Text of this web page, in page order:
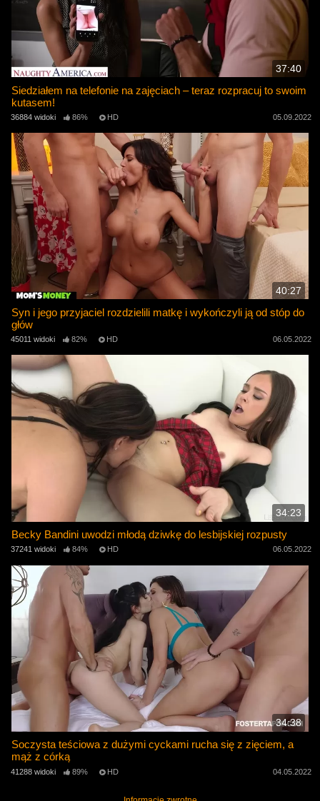
37:40
Siedziałem na telefonie na zajęciach – teraz rozpracuj to swoim
kutasem!
36884 widoki 86% HD 05.09.2022
40:27
Syn i jego przyjaciel rozdzielili matkę i wykończyli ją od stóp do
głów
45011 widoki 82% HD 06.05.2022
34:23
Becky Bandini uwodzi młodą dziwkę do lesbijskiej rozpusty
37241 widoki 84% HD 06.05.2022
34:38
Soczysta teściowa z dużymi cyckami rucha się z zięciem, a
mąż z córką
41288 widoki 89% HD 04.05.2022